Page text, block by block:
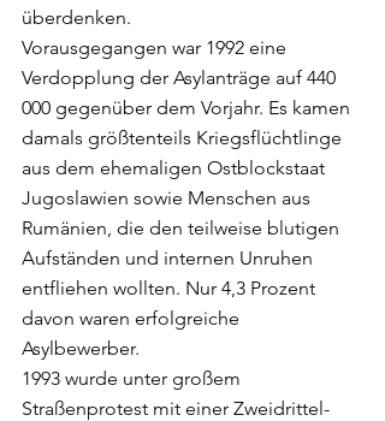
überdenken.
Vorausgegangen war 1992 eine
Verdopplung der Asylanträge auf 440
000 gegenüber dem Vorjahr. Es kamen
damals größtenteils Kriegsflüchtlinge
aus dem ehemaligen Ostblockstaat
Jugoslawien sowie Menschen aus
Rumänien, die den teilweise blutigen
Aufständen und internen Unruhen
entfliehen wollten. Nur 4,3 Prozent
davon waren erfolgreiche
Asylbewerber.
1993 wurde unter großem
Straßenprotest mit einer Zweidrittel-